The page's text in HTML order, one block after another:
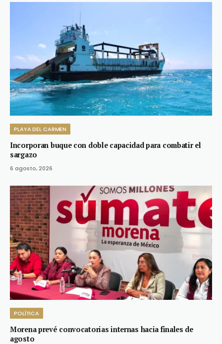
PLAYA DEL CARMEN
Incorporan buque con doble capacidad para combatir el
sargazo
6 agosto, 2026
POLÍTICA
Morena prevé convocatorias internas hacia finales de
agosto